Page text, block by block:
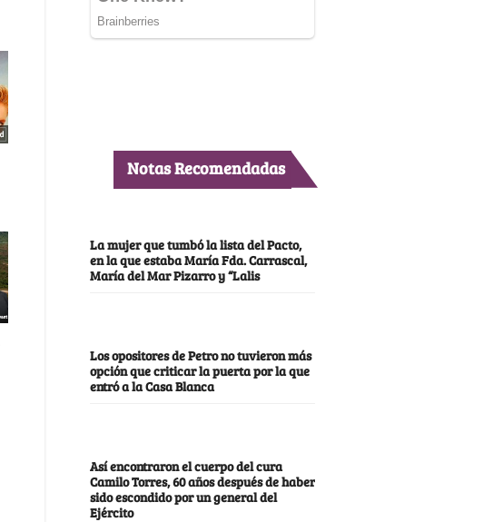
Notas Recomendadas
La mujer que tumbó la lista del Pacto,
en la que estaba María Fda. Carrascal,
María del Mar Pizarro y “Lalis
Los opositores de Petro no tuvieron más
opción que criticar la puerta por la que
entró a la Casa Blanca
Así encontraron el cuerpo del cura
Camilo Torres, 60 años después de haber
sido escondido por un general del
Ejército